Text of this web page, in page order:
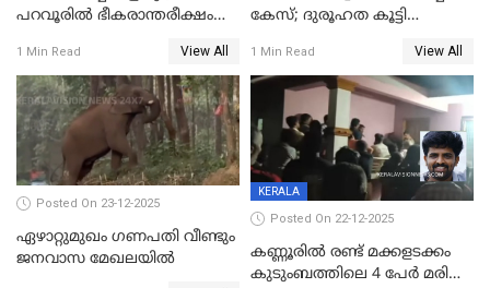
പറവൂരില്‍ ഭീകരാന്തരീക്ഷം
1 Min Read View All
കേസ്; ദുരൂഹത കൂട്ടി
1 Min Read View All
Posted On 23-12-2025
ഏഴാറ്റുമുഖം ഗണപതി വീണ്ടും
ജനവാസ മേഖലയിൽ
KERALA
Posted On 22-12-2025
കണ്ണൂരിൽ രണ്ട് മക്കളടക്കം
കുടുംബത്തിലെ 4 പേർ മരിച്ച